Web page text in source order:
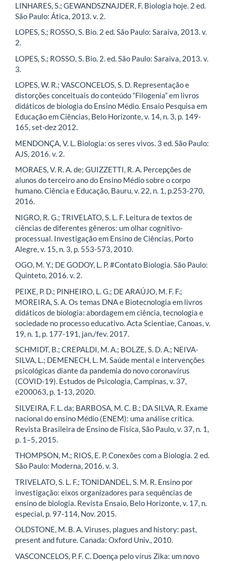
LINHARES, S.; GEWANDSZNAJDER, F. Biologia hoje. 2 ed.
São Paulo: Ática, 2013. v. 2.
LOPES, S.; ROSSO, S. Bio. 2 ed. São Paulo: Saraiva, 2013. v.
2.
LOPES, S.; ROSSO, S. Bio. 2. ed. São Paulo: Saraiva, 2013. v.
3.
LOPES, W. R.; VASCONCELOS, S. D. Representação e
distorções conceituais do conteúdo “Filogenia” em livros
didáticos de biologia do Ensino Médio. Ensaio Pesquisa em
Educação em Ciências, Belo Horizonte, v. 14, n. 3, p. 149-
165, set-dez 2012.
MENDONÇA, V. L. Biologia: os seres vivos. 3 ed. São Paulo:
AJS, 2016. v. 2.
MORAES, V. R. A. de; GUIZZETTI, R. A. Percepções de
alunos do terceiro ano do Ensino Médio sobre o corpo
humano. Ciência e Educação, Bauru, v. 22, n. 1, p.253-270,
2016.
NIGRO, R. G.; TRIVELATO, S. L. F. Leitura de textos de
ciências de diferentes gêneros: um olhar cognitivo-
processual. Investigação em Ensino de Ciências, Porto
Alegre, v. 15, n. 3, p. 553-573, 2010.
OGO, M. Y.; DE GODOY, L. P. #Contato Biologia. São Paulo:
Quinteto, 2016. v. 2.
PEIXE, P. D.; PINHEIRO, L. G.; DE ARAÚJO, M. F. F.;
MOREIRA, S. A. Os temas DNA e Biotecnologia em livros
didáticos de biologia: abordagem em ciência, tecnologia e
sociedade no processo educativo. Acta Scientiae, Canoas, v.
19, n. 1, p. 177-191, jan./fev. 2017.
SCHMIDT, B.; CREPALDI, M. A.; BOLZE, S. D. A.; NEIVA-
SILVA, L.; DEMENECH, L. M. Saúde mental e intervenções
psicológicas diante da pandemia do novo coronavírus
(COVID-19). Estudos de Psicologia, Campinas, v. 37,
e200063, p. 1-13, 2020.
SILVEIRA, F. L. da; BARBOSA, M. C. B.; DA SILVA, R. Exame
nacional do ensino Médio (ENEM): uma análise crítica.
Revista Brasileira de Ensino de Fisica, São Paulo, v. 37, n. 1,
p. 1–5, 2015.
THOMPSON, M.; RIOS, E. P. Conexões com a Biologia. 2 ed.
São Paulo: Moderna, 2016. v. 3.
TRIVELATO, S. L. F.; TONIDANDEL, S. M. R. Ensino por
investigação: eixos organizadores para sequências de
ensino de biologia. Revista Ensaio, Belo Horizonte, v. 17, n.
especial, p. 97-114, Nov. 2015.
OLDSTONE, M. B. A. Viruses, plagues and history: past,
present and future. Canada: Oxford Univ., 2010.
VASCONCELOS, P. F. C. Doença pelo vírus Zika: um novo